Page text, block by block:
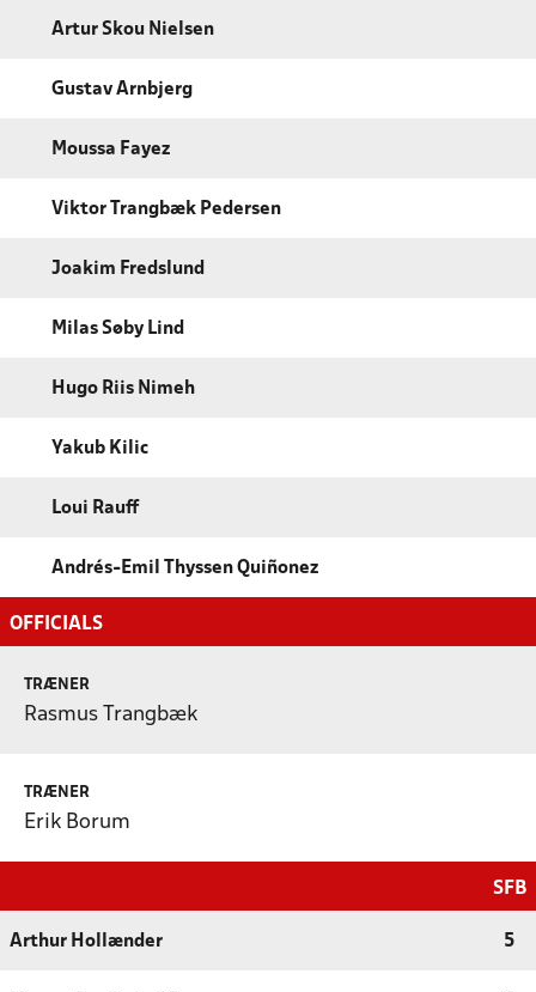
Artur Skou Nielsen
Gustav Arnbjerg
Moussa Fayez
Viktor Trangbæk Pedersen
Joakim Fredslund
Milas Søby Lind
Hugo Riis Nimeh
Yakub Kilic
Loui Rauff
Andrés-Emil Thyssen Quiñonez
OFFICIALS
TRÆNER
Rasmus Trangbæk
TRÆNER
Erik Borum
SFB
Arthur Hollænder 5